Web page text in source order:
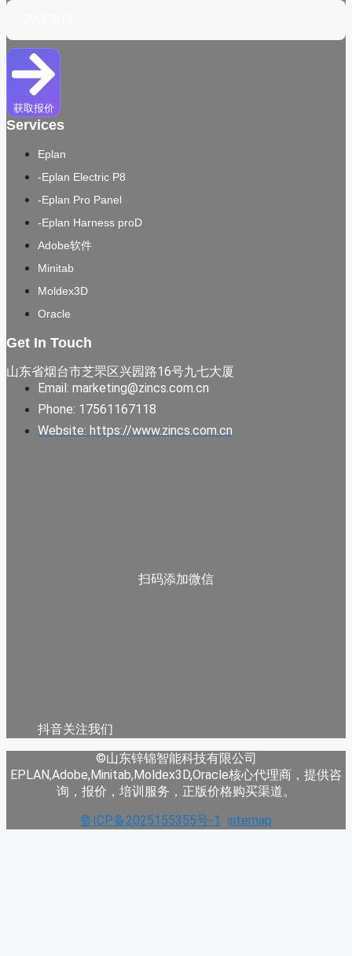
获取报价
Services
Eplan
-Eplan Electric P8
-Eplan Pro Panel
-Eplan Harness proD
Adobe软件
Minitab
Moldex3D
Oracle
Get In Touch
山东省烟台市芝罘区兴园路16号九七大厦
Email: marketing@zincs.com.cn
Phone: 17561167118
Website: https://www.zincs.com.cn
扫码添加微信
抖音关注我们
©山东锌锦智能科技有限公司
EPLAN,Adobe,Minitab,Moldex3D,Oracle核心代理商，提供咨
询，报价，培训服务，正版价格购买渠道。
鲁ICP备2025155355号-1 sitemap